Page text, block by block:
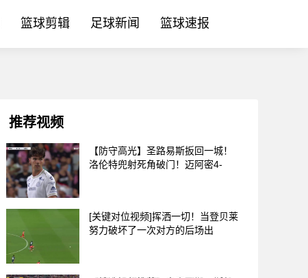
篮球剪辑 足球新闻 篮球速报
推荐视频
【防守高光】圣路易斯扳回一城！
洛伦特兜射死角破门！迈阿密4-
[关键对位视频]挥洒一切！当登贝莱
努力破坏了一次对方的后场出